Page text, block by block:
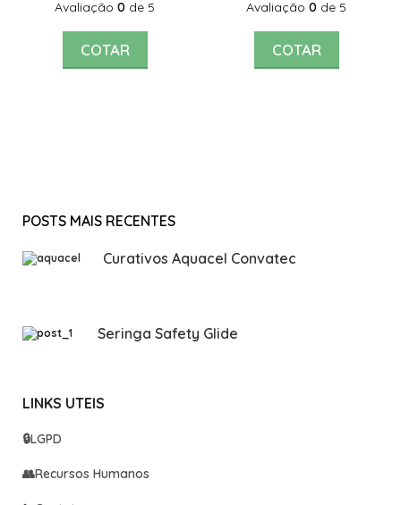
Avaliação 0 de 5
COTAR
Avaliação 0 de 5
COTAR
POSTS MAIS RECENTES
Curativos Aquacel Convatec
Seringa Safety Glide
LINKS UTEIS
🔒LGPD
👥Recursos Humanos